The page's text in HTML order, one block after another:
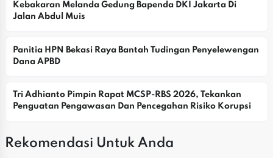
Kebakaran Melanda Gedung Bapenda DKI Jakarta Di
Jalan Abdul Muis
Panitia HPN Bekasi Raya Bantah Tudingan Penyelewengan
Dana APBD
Tri Adhianto Pimpin Rapat MCSP-RBS 2026, Tekankan
Penguatan Pengawasan Dan Pencegahan Risiko Korupsi
Rekomendasi Untuk Anda